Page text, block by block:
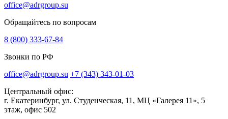
office@adrgroup.su
Обращайтесь по вопросам
8 (800) 333-67-84
Звонки по РФ
office@adrgroup.su +7 (343) 343-01-03
Центральный офис:
г. Екатеринбург, ул. Студенческая, 11, МЦ «Галерея 11», 5
этаж, офис 502